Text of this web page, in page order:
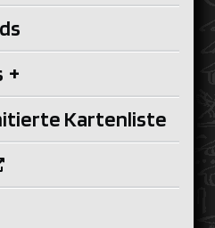
+
Kartenliste